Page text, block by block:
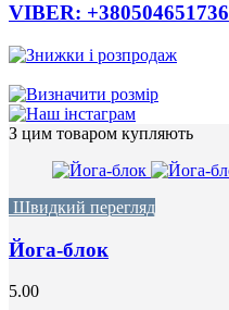
VIBER: +380504651736
З цим товаром купляють
Швидкий перегляд
Йога-блок
5.00